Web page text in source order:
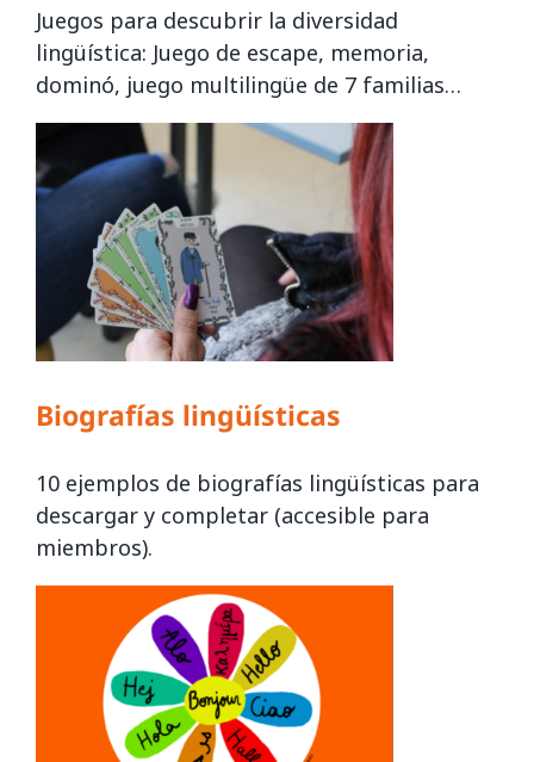
Juegos para descubrir la diversidad
lingüística: Juego de escape, memoria,
dominó, juego multilingüe de 7 familias…
Biografías lingüísticas
10 ejemplos de biografías lingüísticas para
descargar y completar (accesible para
miembros).